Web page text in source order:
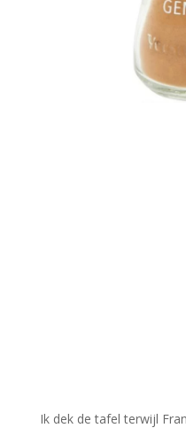
Ik dek de tafel terwijl